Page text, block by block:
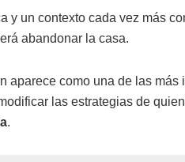
y un contexto cada vez más
abandonar la casa.
aparece como una de las
las estrategias de
.